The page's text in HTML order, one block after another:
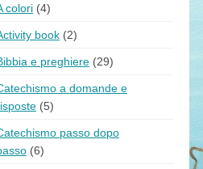
colori (4)
book (2)
e preghiere (29)
a domande e
(5)
passo dopo
(6)